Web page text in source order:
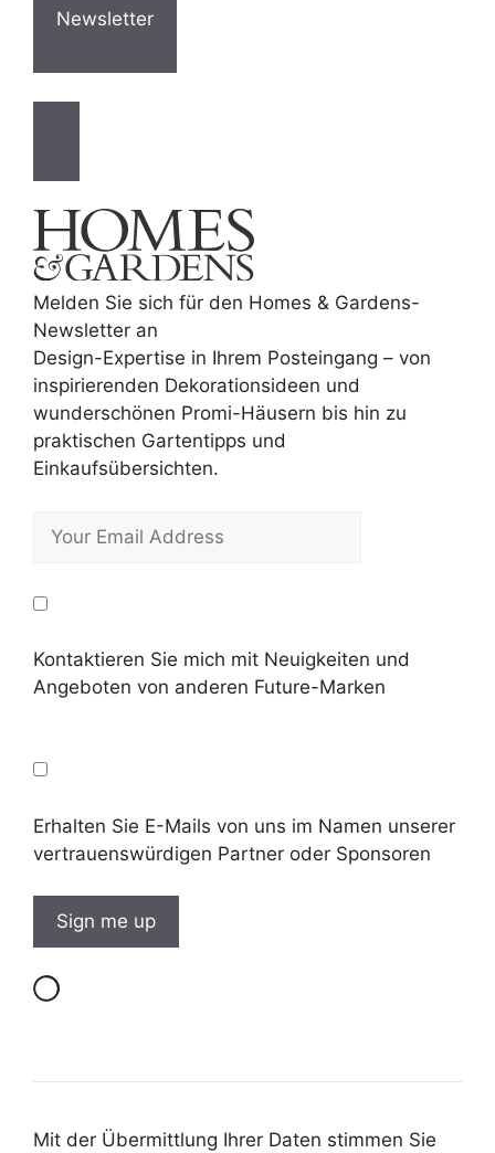
Newsletter
Melden Sie sich für den Homes & Gardens-
Newsletter an
Design-Expertise in Ihrem Posteingang – von
inspirierenden Dekorationsideen und
wunderschönen Promi-Häusern bis hin zu
praktischen Gartentipps und
Einkaufsübersichten.
Kontaktieren Sie mich mit Neuigkeiten und
Angeboten von anderen Future-Marken
Erhalten Sie E-Mails von uns im Namen unserer
vertrauenswürdigen Partner oder Sponsoren
Mit der Übermittlung Ihrer Daten stimmen Sie